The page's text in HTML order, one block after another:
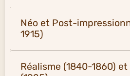
Néo et Post-
1915)
Réalisme (1840-1860)